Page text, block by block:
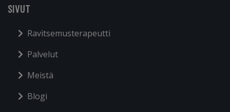
SIVUT
Ravitsemusterapeutti
Palvelut
Meistä
Blogi